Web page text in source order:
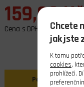
159,00 Kč
Cena s DPH
Popis
Chcete
jak jste
K tomu
cookies,
prohlížeči.